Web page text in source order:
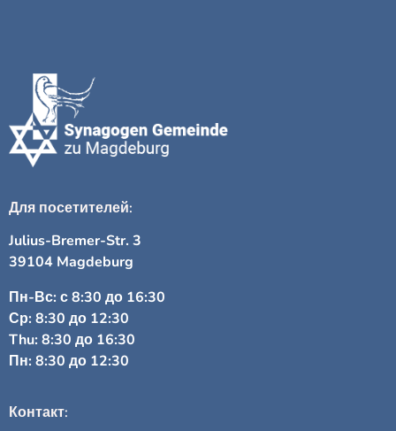
Для посетителей:
Julius-Bremer-Str. 3
39104 Magdeburg
Пн-Вс: с 8:30 до 16:30
Ср: 8:30 до 12:30
Thu: 8:30 до 16:30
Пн: 8:30 до 12:30
Контакт: